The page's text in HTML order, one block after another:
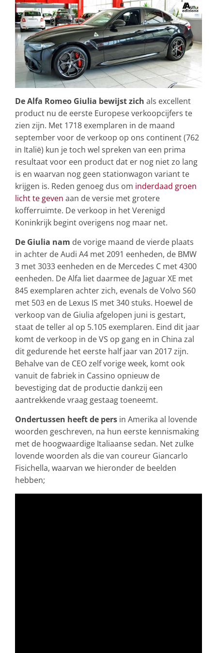
De Alfa Romeo Giulia bewijst zich als excellent
product nu de eerste Europese verkoopcijfers te
zien zijn. Met 1718 exemplaren in de maand
september voor de verkoop op ons continent (762
in Italië) kun je toch wel spreken van een prima
resultaat voor een product dat er nog niet zo lang
is en waarvan nog geen stationwagon variant te
krijgen is. Reden genoeg dus om inderdaad groen
licht te geven aan de versie met grotere
kofferruimte. De verkoop in het Verenigd
Koninkrijk begint overigens nog maar net.
De Giulia nam de vorige maand de vierde plaats
in achter de Audi A4 met 2091 eenheden, de BMW
3 met 3033 eenheden en de Mercedes C met 4300
eenheden. De Alfa liet daarmee de Jaguar XE met
845 exemplaren achter zich, evenals de Volvo S60
met 503 en de Lexus IS met 340 stuks. Hoewel de
verkoop van de Giulia afgelopen juni is gestart,
staat de teller al op 5.105 exemplaren. Eind dit jaar
komt de verkoop in de VS op gang en in China zal
dit gedurende het eerste half jaar van 2017 zijn.
Behalve van de CEO zelf vorige week, komt ook
vanuit de fabriek in Cassino opnieuw de
bevestiging dat de productie dankzij een
aantrekkende vraag gestaag toeneemt.
Ondertussen heeft de pers in Amerika al lovende
woorden geschreven, na hun eerste kennismaking
met de hoogwaardige Italiaanse sedan. Net zulke
lovende woorden als die van coureur Giancarlo
Fisichella, waarvan we hieronder de beelden
hebben;